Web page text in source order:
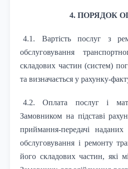
4. ПОРЯДОК
4.1. Вартість послуг з
обслуговування
складових частин (систем)
та визначається у рахунку-
4.2. Оплата послуг і
Замовником на підставі
приймання-передачі
обслуговування і ремонту
його складових частин, які